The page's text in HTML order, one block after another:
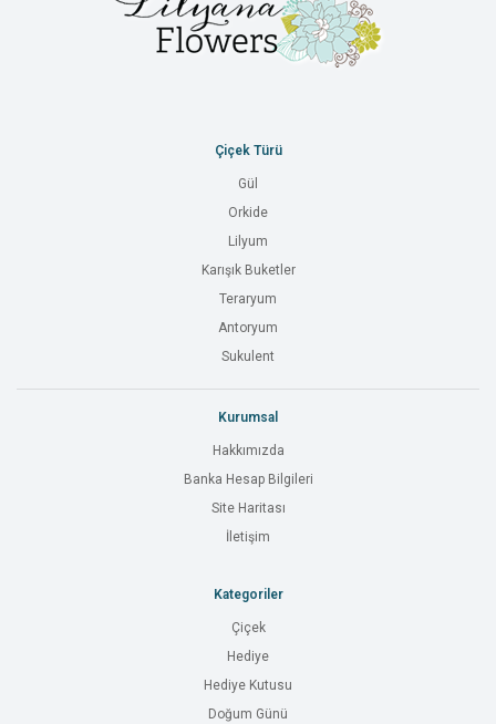
Çiçek Türü
Gül
Orkide
Lilyum
Karışık Buketler
Teraryum
Antoryum
Sukulent
Kurumsal
Hakkımızda
Banka Hesap Bilgileri
Site Haritası
İletişim
Kategoriler
Çiçek
Hediye
Hediye Kutusu
Doğum Günü